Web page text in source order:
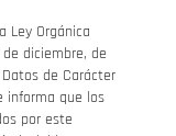
Ley Orgánica
de diciembre, de
de Carácter
informa que los
por este